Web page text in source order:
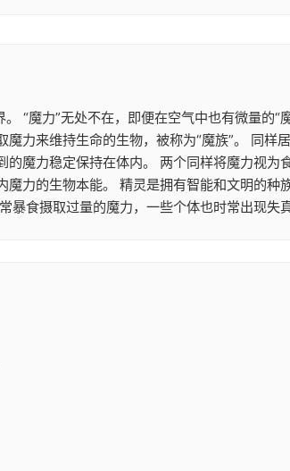
“魔力”无处不在，即便在空气中也有微量
力来维持生命的生物，被称为“魔族”。 同
魔力稳定保持在体内。 两个同样将魔力视
力的生物本能。 精灵是拥有智能和文明的
暴食摄取过量的魔力，一些个体也时常出现